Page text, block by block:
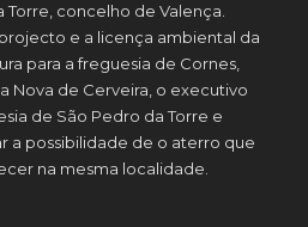
concelho de Valença.
e a licença ambiental da
para a freguesia de Cornes,
Nova de Cerveira, o executivo
de São Pedro da Torre e
a possibilidade de o aterro que
na mesma localidade.